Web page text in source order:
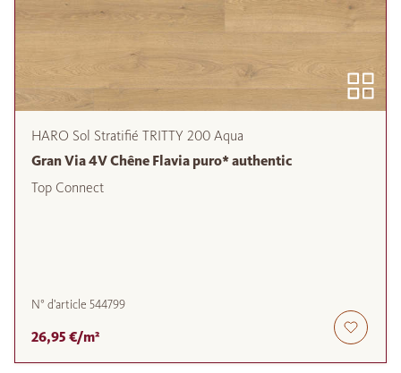
HARO Sol Stratifié TRITTY 200 Aqua
Gran Via 4V Chêne Flavia puro* authentic
Top Connect
N° d'article 544799
26,95 €/m²